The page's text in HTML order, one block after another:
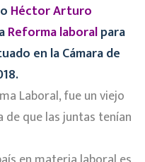
Héctor Arturo
Reforma laboralpara
en la Cámara de
Laboral, fue un viejo
de que las juntas tenían